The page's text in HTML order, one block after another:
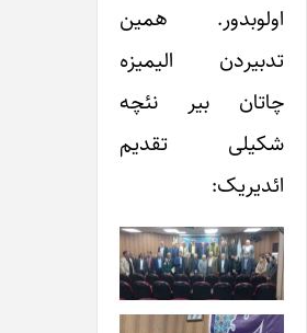
اولوبدور. همین
تدبیردن الیمیزه
چاتان بیر نئچه
شکیلی تقدیم
ائدیریک: